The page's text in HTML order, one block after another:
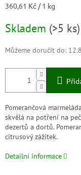
Měrná
360,61 Kč / 1 kg
Skladem (>5 ks)
Můžeme doručit do:
Pomerančová
skvělá na potření na
dezertů a dortů.
citrusový zážitek.
Detailní informace